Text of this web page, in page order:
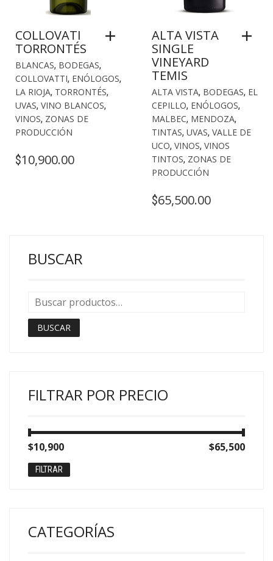
COLLOVATI
TORRONTÉS
BLANCAS, BODEGAS,
COLLOVATTI, ENÓLOGOS,
LA RIOJA, TORRONTÉS,
UVAS, VINO BLANCOS,
VINOS, ZONAS DE
PRODUCCIÓN
$10,900.00
ALTA VISTA
SINGLE
VINEYARD
TEMIS
ALTA VISTA, BODEGAS, EL
CEPILLO, ENÓLOGOS,
MALBEC, MENDOZA,
TINTAS, UVAS, VALLE DE
UCO, VINOS, VINOS
TINTOS, ZONAS DE
PRODUCCIÓN
$65,500.00
BUSCAR
BUSCAR
FILTRAR POR PRECIO
Precio
mínimo
Precio
máximo
FILTRAR
$10,900 $65,500
CATEGORÍAS